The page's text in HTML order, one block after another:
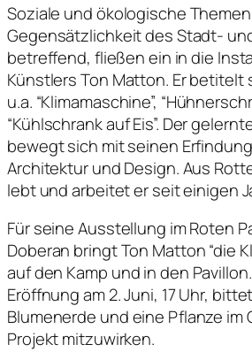
Soziale und ökologische
Gegensätzlichkeit des Stadt-
betreffend, fließen ein in die
Künstlers Ton Matton. Er betitelt
u.a. “Klimamaschine”,
“Kühlschrank auf Eis”. Der
bewegt sich mit seinen
Architektur und Design. Aus
lebt und arbeitet er seit einigen
Für seine Ausstellung im Roten
Doberan bringt Ton Matton “die
auf den Kamp und in den
Eröffnung am 2. Juni, 17 Uhr,
Blumenerde und eine Pflanze im
Projekt mitzuwirken.